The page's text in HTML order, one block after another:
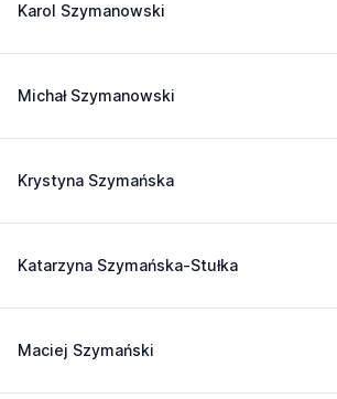
Karol Szymanowski
Michał Szymanowski
Krystyna Szymańska
Katarzyna Szymańska-Stułka
Maciej Szymański